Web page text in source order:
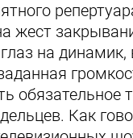
жест
на динамик,
обязательное
Как